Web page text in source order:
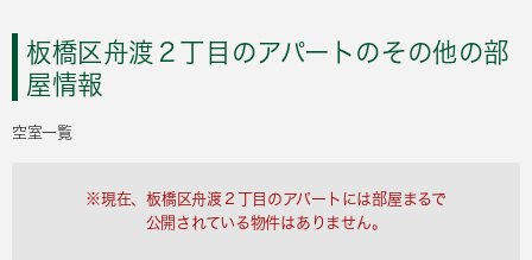
板橋区舟渡２丁目のアパートのその他の部
屋情報
空室一覧
※現在、板橋区舟渡２丁目のアパートには部屋まるで
公開されている物件はありません。